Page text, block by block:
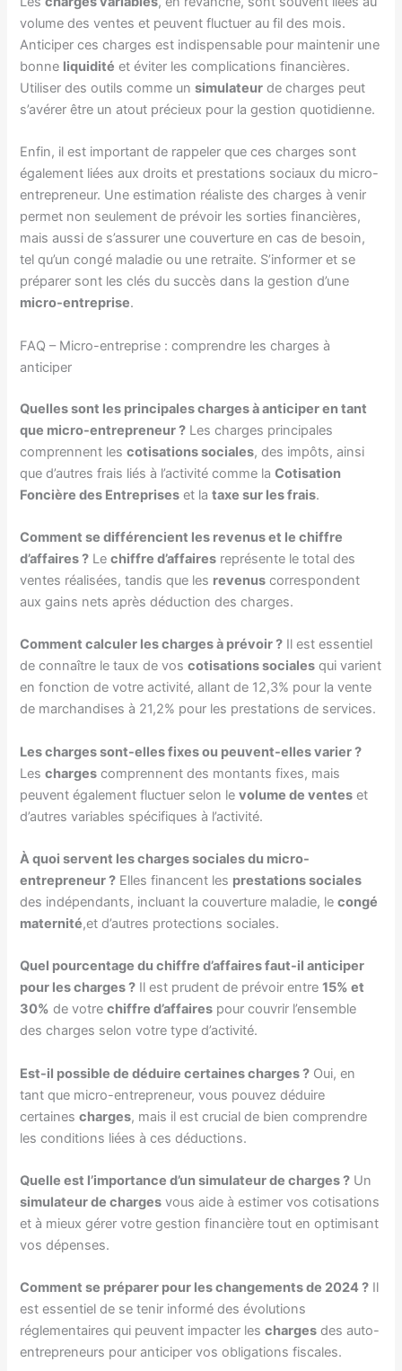
volume des ventes et peuvent fluctuer au fil des mois.
Anticiper ces charges est indispensable pour maintenir une
bonne liquidité et éviter les complications financières.
Utiliser des outils comme unsimulateur de charges peut
s’avérer être un atout précieux pour la gestion quotidienne.
Enfin, il est important de rappeler que ces charges sont
également liées aux droits et prestations sociaux du micro-
entrepreneur. Une estimation réaliste des charges à venir
permet non seulement de prévoir les sorties financières,
mais aussi de s’assurer une couverture en cas de besoin,
tel qu’un congé maladie ou une retraite. S’informer et se
préparer sont les clés du succès dans la gestion d’une
micro-entreprise.
FAQ – Micro-entreprise : comprendre les charges à
anticiper
Quelles sont les principales charges à anticiper en tant
que micro-entrepreneur ? Les charges principales
comprennent lescotisations sociales, des impôts, ainsi
que d’autres frais liés à l’activité comme laCotisation
Foncière des Entreprises et lataxe sur les frais.
Comment se différencient les revenus et le chiffre
d’affaires ? Lechiffre d’affaires représente le total des
ventes réalisées, tandis que les revenus correspondent
aux gains nets après déduction des charges.
Comment calculer les charges à prévoir ? Il est essentiel
de connaître le taux de voscotisations sociales qui varient
en fonction de votre activité, allant de 12,3% pour la vente
de marchandises à 21,2% pour les prestations de services.
Les charges sont-elles fixes ou peuvent-elles varier ?
Lescharges comprennent des montants fixes, mais
peuvent également fluctuer selon levolume de ventes et
d’autres variables spécifiques à l’activité.
À quoi servent les charges sociales du micro-
entrepreneur ? Elles financent les prestations sociales
des indépendants, incluant la couverture maladie, lecongé
maternité,et d’autres protections sociales.
Quel pourcentage du chiffre d’affaires faut-il anticiper
pour les charges ? Il est prudent de prévoir entre15% et
30% de votrechiffre d’affaires pour couvrir l’ensemble
des charges selon votre type d’activité.
Est-il possible de déduire certaines charges ? Oui, en
tant que micro-entrepreneur, vous pouvez déduire
certainescharges, mais il est crucial de bien comprendre
les conditions liées à ces déductions.
Quelle est l’importance d’un simulateur de charges ? Un
simulateur de charges vous aide à estimer vos cotisations
et à mieux gérer votre gestion financière tout en optimisant
vos dépenses.
Comment se préparer pour les changements de 2024 ? Il
est essentiel de se tenir informé des évolutions
réglementaires qui peuvent impacter lescharges des auto-
entrepreneurs pour anticiper vos obligations fiscales.